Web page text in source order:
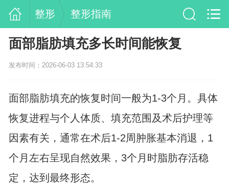
整形 整形指南
面部脂肪填充多长时间能恢复
发布时间：2026-06-03 13:54:33
面部脂肪填充的恢复时间一般为1-3个月。具体
恢复进程与个人体质、填充范围及术后护理等
因素有关，通常在术后1-2周肿胀基本消退，1
个月左右呈现自然效果，3个月时脂肪存活稳
定，达到最终形态。